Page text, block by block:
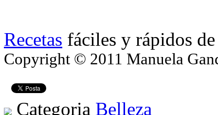
Recetas fáciles y rápidos
Copyright © 2011 Manuela
Categoria Belleza